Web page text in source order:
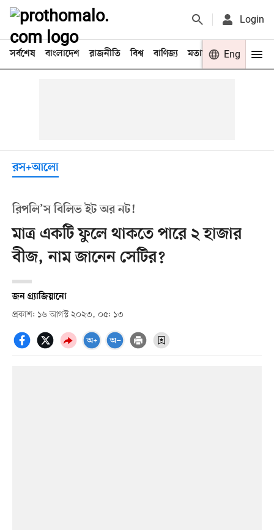
Login
সর্বশেষ বাংলাদেশ রাজনীতি বিশ্ব বাণিজ্য মতামত খেলা
Eng
রস+আলো
রিপলি’স বিলিভ ইট অর নট!
মাত্র একটি ফুলে থাকতে পারে ২ হাজার
বীজ, নাম জানেন সেটির?
জন গ্র্যাজিয়ানো
প্রকাশ: ১৬ আগস্ট ২০২৩, ০৫: ১৩